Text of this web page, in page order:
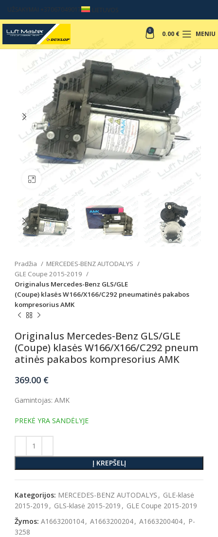
UŽSAKYMAI +37067049017 LIETUVOS
0 0.00 € MENIU
Padinti nuotrauką
Pradžia
MERCEDES-BENZ AUTODALYS
GLE Coupe 2015-2019
Originalus Mercedes-Benz GLS/GLE
(Coupe) klasės W166/X166/C292 pneumatinės pakabos
kompresorius AMK
Originalus Mercedes-Benz GLS/GLE
(Coupe) klasės W166/X166/C292 pneum
atinės pakabos kompresorius AMK
369.00 €
Gamintojas: AMK
PREKĖ YRA SANDĖLYJE
Į KREPŠELĮ
Kategorijos: MERCEDES-BENZ AUTODALYS , GLE-klasė
2015-2019 , GLS-klasė 2015-2019 , GLE Coupe 2015-2019
Žymos: A1663200104, A1663200204, A1663200404, P-
3258